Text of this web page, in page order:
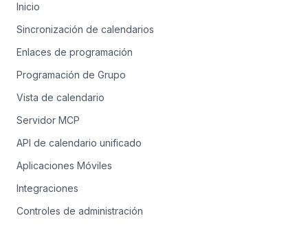
Inicio
Sincronización de calendarios
Enlaces de programación
Programación de Grupo
Vista de calendario
Servidor MCP
API de calendario unificado
Aplicaciones Móviles
Integraciones
Controles de administración